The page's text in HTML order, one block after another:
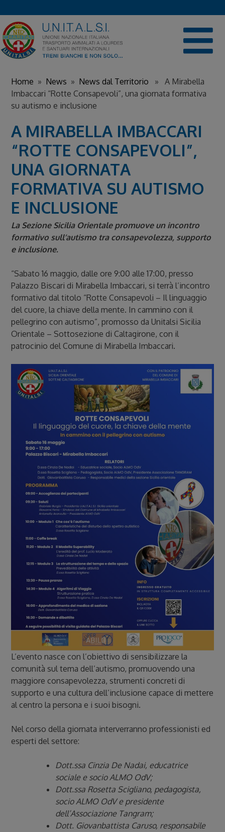
to
content
Home » News » News dal Territorio » A Mirabella
Imbaccari “Rotte Consapevoli”, una giornata formativa
su autismo e inclusione
A MIRABELLA IMBACCARI
“ROTTE CONSAPEVOLI”,
UNA GIORNATA
FORMATIVA SU AUTISMO
E INCLUSIONE
La Sezione Sicilia Orientale promuove un incontro
formativo sull’autismo tra consapevolezza, supporto
e inclusione.
“Sabato 16 maggio, dalle ore 9:00 alle 17:00, presso
Palazzo Biscari di Mirabella Imbaccari, si terrà l’incontro
formativo dal titolo “Rotte Consapevoli – Il linguaggio
del cuore, la chiave della mente. In cammino con il
pellegrino con autismo”, promosso da Unitalsi Sicilia
Orientale – Sottosezione di Caltagirone, con il
patrocinio del Comune di Mirabella Imbaccari.
L’evento nasce con l’obiettivo di sensibilizzare la
comunità sul tema dell’autismo, promuovendo una
maggiore consapevolezza, strumenti concreti di
supporto e una cultura dell’inclusione capace di mettere
al centro la persona e i suoi bisogni.
Nel corso della giornata interverranno professionisti ed
esperti del settore:
Dott.ssa Cinzia De Nadai, educatrice
sociale e socio ALMO OdV;
Dott.ssa Rosetta Scigliano, pedagogista,
socio ALMO OdV e presidente
dell’Associazione Tangram;
Dott. Giovanbattista Caruso, responsabile